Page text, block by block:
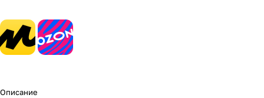
Описание